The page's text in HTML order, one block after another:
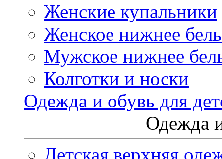
Женские купальники
Женское нижнее
Мужское нижнее
Колготки и носки
Одежда и обувь для
Одежда
Детская верхняя